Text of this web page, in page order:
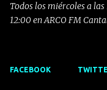
Todos los miércoles a
12:00 en ARCO FM
FACEBOOK